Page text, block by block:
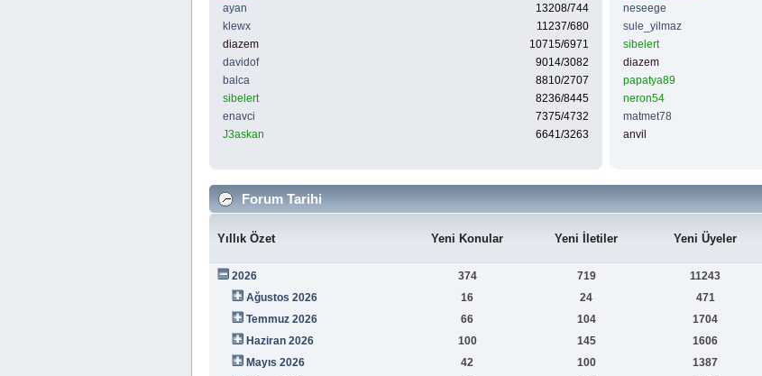
ayan
13208/744
klewx
11237/680
diazem
10715/6971
davidof
9014/3082
balca
8810/2707
sibelert
8236/8445
enavci
7375/4732
J3askan
6641/3263
neseege
sule_yilmaz
sibelert
diazem
papatya89
neron54
matmet78
anvil
Forum Tarihi
Yıllık Özet Yeni Konular Yeni İletiler Yeni Üyeler
2026 374 719 11243
Ağustos 2026
16 24 471
Temmuz 2026
66 104 1704
Haziran 2026
100 145 1606
Mayıs 2026
42 100 1387